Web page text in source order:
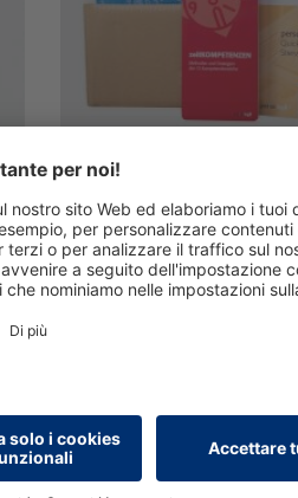
Pacchetto introduttivo
Allrounder
Provate i prodotti
codice HALLO-ALL a soli
Prezzi incl. IVA più costi di